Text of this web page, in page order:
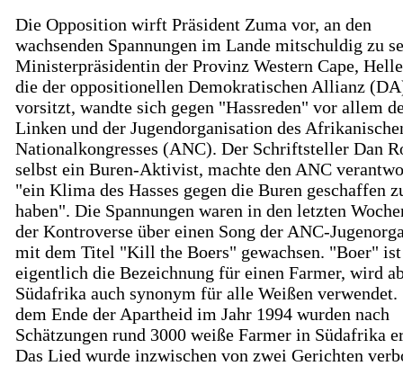
Die Opposition wirft Präsident Zuma vor, an den
wachsenden Spannungen im Lande mitschuldig zu
Ministerpräsidentin der Provinz Western Cape,
die der oppositionellen Demokratischen Allianz
vorsitzt, wandte sich gegen "Hassreden" vor allem
Linken und der Jugendorganisation des
Nationalkongresses (ANC). Der Schriftsteller Dan
selbst ein Buren-Aktivist, machte den ANC
"ein Klima des Hasses gegen die Buren geschaffen
haben". Die Spannungen waren in den letzten
der Kontroverse über einen Song der ANC-
mit dem Titel "Kill the Boers" gewachsen. "Boer" ist
eigentlich die Bezeichnung für einen Farmer, wird
Südafrika auch synonym für alle Weißen verwendet.
dem Ende der Apartheid im Jahr 1994 wurden nach
Schätzungen rund 3000 weiße Farmer in Südafrika
Das Lied wurde inzwischen von zwei Gerichten